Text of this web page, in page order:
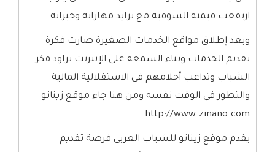
ارتفعت قيمته السوقية مع تزايد مهاراته وخبراته
وبعد إطلاق مواقع الخدمات الصغيرة صارت فكرة
تقديم الخدمات وبناء السمعة على الإنترنت تراود فكر
الشباب وتداعب أحلامهم فى الاستقلالية المالية
والتطور فى الوقت نفسه ومن هنا جاء موقع زينانو
http://www.zinano.com
يقدم موقع زينانو للشباب العربى فرصة تقديم